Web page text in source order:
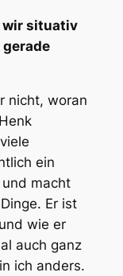
wir situativ
nicht, woran
ein
macht
Er ist
wie er
auch ganz
ich anders.